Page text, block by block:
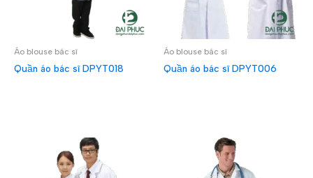
Áo blouse bác sĩ
Quần áo bác sĩ DPYT018
Áo blouse bác sĩ
Quần áo bác sĩ DPYT006